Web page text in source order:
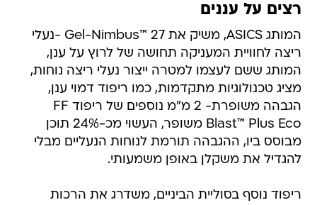
רצים על עננים
המותג ASICS, משיק את Gel-Nimbus™ 27 -נעלי
ריצה לחוויית המעניקה תחושה של לרוץ על ענן,
המותג ששם לעצמו למטרה ייצור נעלי ריצה נוחות,
מציג טכנולוגיות מתקדמות, כמו ריפוד דמוי ענן,
הגבהה משופרת- 2 מ"מ נוספים של ריפוד FF
Blast™ Plus Eco משופר, העשוי מכ-24% תוכן
מבוסס ביו, ההגבהה תורמת לנוחות הנעליים מבלי
להגדיל את משקלן באופן משמעותי.
ריפוד נוסף בסוליית הביניים, משדרג את הרכות